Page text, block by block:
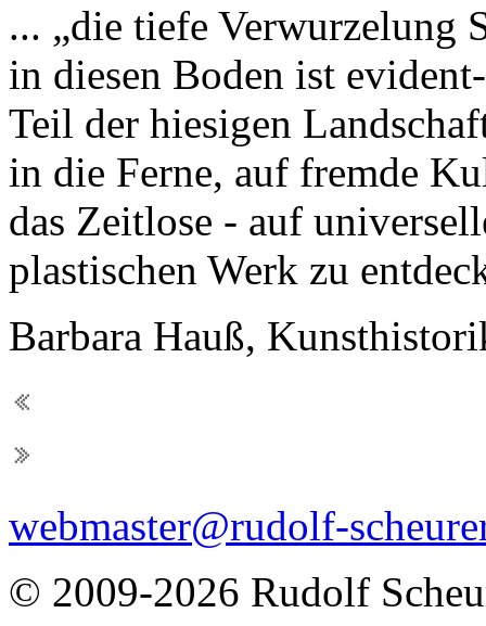
... „die tiefe Verwurzelung
in diesen Boden ist
Teil der hiesigen
in die Ferne, auf fremde
das Zeitlose - auf
plastischen Werk zu
Barbara Hauß,
webmaster@rudolf-
© 2009-2026 Rudolf